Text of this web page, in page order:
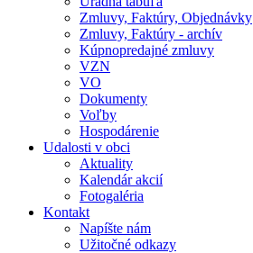
Zmluvy, Faktúry, Objednávky
Zmluvy, Faktúry - archív
Kúpnopredajné zmluvy
VZN
VO
Dokumenty
Voľby
Hospodárenie
Udalosti v obci
Aktuality
Kalendár akcií
Fotogaléria
Kontakt
Napíšte nám
Užitočné odkazy